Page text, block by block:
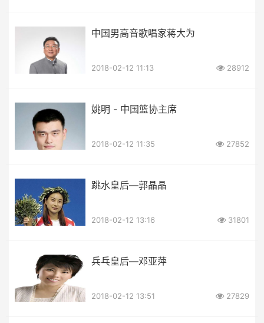
中国男高音歌唱家蒋大为
2018-02-12 11:13 28912
姚明 - 中国篮协主席
2018-02-12 11:35 27852
跳水皇后—郭晶晶
2018-02-12 13:16 31801
兵乓皇后—邓亚萍
2018-02-12 13:51 27829